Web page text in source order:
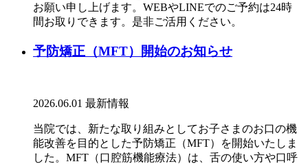
お願い申し上げます。WEBやLINEでのご予約は24時
間お取りできます。是非ご活用ください。
予防矯正（MFT）開始のお知らせ
2026.06.01 最新情報
当院では、新たな取り組みとしてお子さまのお口の機
能改善を目的とした予防矯正（MFT）を開始いたしま
した。MFT（口腔筋機能療法）は、舌の使い方や口呼